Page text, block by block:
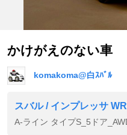
かけがえのない車
komakoma@白ｽﾊﾞﾙ
スバル / インプレッサ
A-ライン タイプS_5ドア